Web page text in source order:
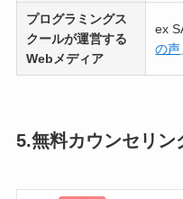
プログラミングス
クールが運営する
Webメディア
ex
の声
5.無料カウンセリン